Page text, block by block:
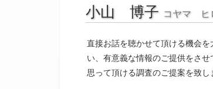
小山 博子 コヤマ ヒ
直接お話を聴かせて頂ける機会
い、有意義な情報のご提供をさ
思って頂ける調査のご提案を致し